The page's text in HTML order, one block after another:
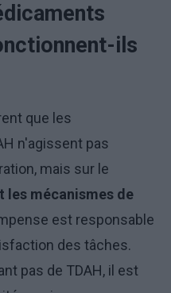
ils
que les
n'agissent pas
mais sur le
les mécanismes de
est responsable
des tâches.
pas de TDAH, il est